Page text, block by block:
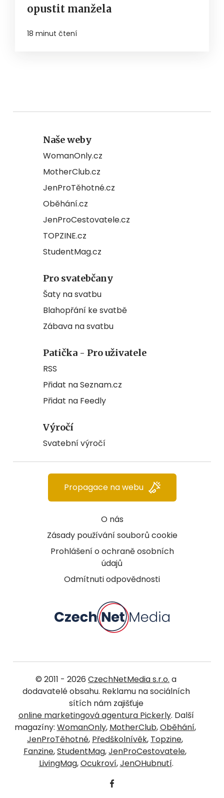
opustit manžela
18 minut čtení
Naše weby
WomanOnly.cz
MotherClub.cz
JenProTěhotné.cz
Oběhání.cz
JenProCestovatele.cz
TOPZINE.cz
StudentMag.cz
Pro svatebčany
Šaty na svatbu
Blahopřání ke svatbě
Zábava na svatbu
Patička - Pro uživatele
RSS
Přidat na Seznam.cz
Přidat na Feedly
Výročí
Svatební výročí
O nás
Zásady používání souborů cookie
Prohlášení o ochraně osobních
údajů
Odmítnuti odpovědnosti
Propagace na webu
© 2011 - 2026 CzechNetMedia s.r.o. a
dodavatelé obsahu. Reklamu na sociálních
sítích nám zajišťuje
online marketingová agentura Pickerly. Další
magazíny: WomanOnly, MotherClub,Oběhání,
JenProTěhotné, Předškolnívěk, Topzine,
Fanzine,StudentMag,JenProCestovatele,
LivingMag,Ocukroví,JenOHubnutí.